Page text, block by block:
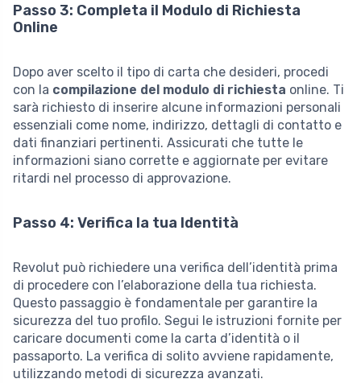
Passo 3: Completa il Modulo di Richiesta
Online
Dopo aver scelto il tipo di carta che desideri, procedi
con la compilazione del modulo di richiesta online. Ti
sarà richiesto di inserire alcune informazioni personali
essenziali come nome, indirizzo, dettagli di contatto e
dati finanziari pertinenti. Assicurati che tutte le
informazioni siano corrette e aggiornate per evitare
ritardi nel processo di approvazione.
Passo 4: Verifica la tua Identità
Revolut può richiedere una verifica dell’identità prima
di procedere con l’elaborazione della tua richiesta.
Questo passaggio è fondamentale per garantire la
sicurezza del tuo profilo. Segui le istruzioni fornite per
caricare documenti come la carta d’identità o il
passaporto. La verifica di solito avviene rapidamente,
utilizzando metodi di sicurezza avanzati.